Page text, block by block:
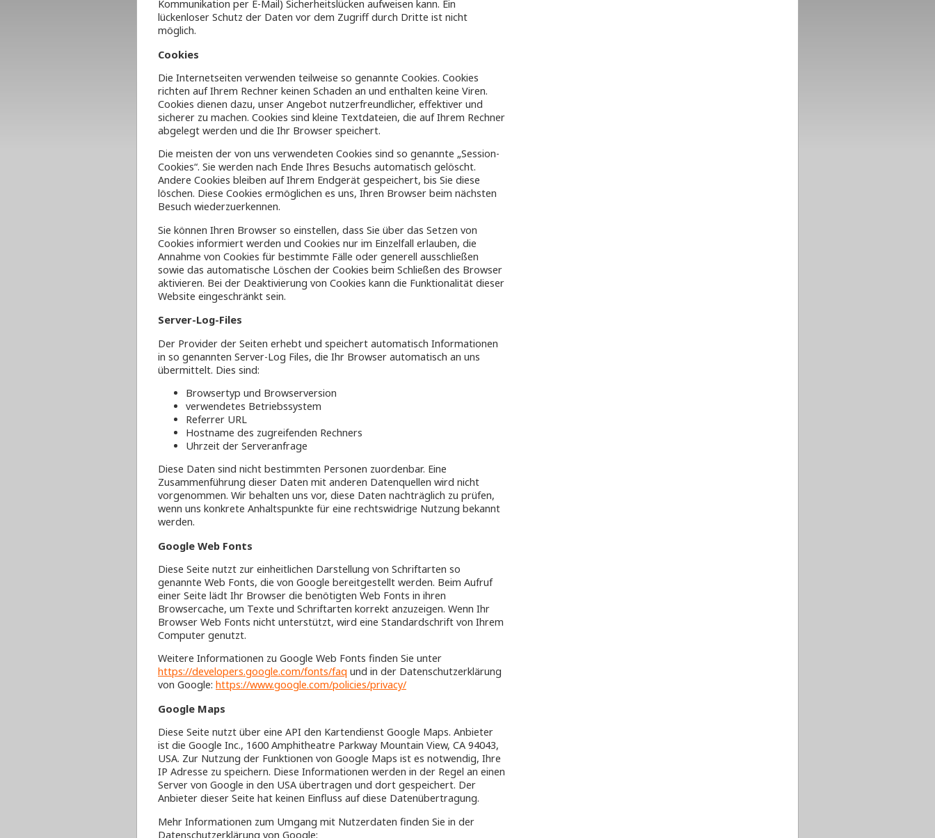
Kommunikation per E-Mail) Sicherheitslücken aufweisen kann. Ein
lückenloser Schutz der Daten vor dem Zugriff durch Dritte ist nicht
möglich.
Cookies
Die Internetseiten verwenden teilweise so genannte Cookies. Cookies
richten auf Ihrem Rechner keinen Schaden an und enthalten keine Viren.
Cookies dienen dazu, unser Angebot nutzerfreundlicher, effektiver und
sicherer zu machen. Cookies sind kleine Textdateien, die auf Ihrem Rechner
abgelegt werden und die Ihr Browser speichert.
Die meisten der von uns verwendeten Cookies sind so genannte „Session-
Cookies“. Sie werden nach Ende Ihres Besuchs automatisch gelöscht.
Andere Cookies bleiben auf Ihrem Endgerät gespeichert, bis Sie diese
löschen. Diese Cookies ermöglichen es uns, Ihren Browser beim nächsten
Besuch wiederzuerkennen.
Sie können Ihren Browser so einstellen, dass Sie über das Setzen von
Cookies informiert werden und Cookies nur im Einzelfall erlauben, die
Annahme von Cookies für bestimmte Fälle oder generell ausschließen
sowie das automatische Löschen der Cookies beim Schließen des Browser
aktivieren. Bei der Deaktivierung von Cookies kann die Funktionalität dieser
Website eingeschränkt sein.
Server-Log-Files
Der Provider der Seiten erhebt und speichert automatisch Informationen
in so genannten Server-Log Files, die Ihr Browser automatisch an uns
übermittelt. Dies sind:
Browsertyp und Browserversion
verwendetes Betriebssystem
Referrer URL
Hostname des zugreifenden Rechners
Uhrzeit der Serveranfrage
Diese Daten sind nicht bestimmten Personen zuordenbar. Eine
Zusammenführung dieser Daten mit anderen Datenquellen wird nicht
vorgenommen. Wir behalten uns vor, diese Daten nachträglich zu prüfen,
wenn uns konkrete Anhaltspunkte für eine rechtswidrige Nutzung bekannt
werden.
Google Web Fonts
Diese Seite nutzt zur einheitlichen Darstellung von Schriftarten so
genannte Web Fonts, die von Google bereitgestellt werden. Beim Aufruf
einer Seite lädt Ihr Browser die benötigten Web Fonts in ihren
Browsercache, um Texte und Schriftarten korrekt anzuzeigen. Wenn Ihr
Browser Web Fonts nicht unterstützt, wird eine Standardschrift von Ihrem
Computer genutzt.
Weitere Informationen zu Google Web Fonts finden Sie unter
https://developers.google.com/fonts/faq und in der Datenschutzerklärung
von Google: https://www.google.com/policies/privacy/
Google Maps
Diese Seite nutzt über eine API den Kartendienst Google Maps. Anbieter
ist die Google Inc., 1600 Amphitheatre Parkway Mountain View, CA 94043,
USA. Zur Nutzung der Funktionen von Google Maps ist es notwendig, Ihre
IP Adresse zu speichern. Diese Informationen werden in der Regel an einen
Server von Google in den USA übertragen und dort gespeichert. Der
Anbieter dieser Seite hat keinen Einfluss auf diese Datenübertragung.
Mehr Informationen zum Umgang mit Nutzerdaten finden Sie in der
Datenschutzerklärung von Google: